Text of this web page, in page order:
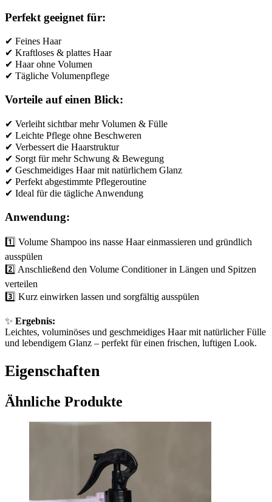
Perfekt geeignet für:
✔ Feines Haar
✔ Kraftloses & plattes Haar
✔ Haar ohne Volumen
✔ Tägliche Volumenpflege
Vorteile auf einen Blick:
✔ Verleiht sichtbar mehr Volumen & Fülle
✔ Leichte Pflege ohne Beschweren
✔ Verbessert die Haarstruktur
✔ Sorgt für mehr Schwung & Bewegung
✔ Geschmeidiges Haar mit natürlichem Glanz
✔ Perfekt abgestimmte Pflegeroutine
✔ Ideal für die tägliche Anwendung
Anwendung:
1️⃣ Volume Shampoo ins nasse Haar einmassieren und gründlich
ausspülen
2️⃣ Anschließend den Volume Conditioner in Längen und Spitzen
verteilen
3️⃣ Kurz einwirken lassen und sorgfältig ausspülen
✨ Ergebnis:
Leichtes, voluminöses und geschmeidiges Haar mit natürlicher Fülle
und lebendigem Glanz – perfekt für einen frischen, luftigen Look.
Eigenschaften
Ähnliche Produkte